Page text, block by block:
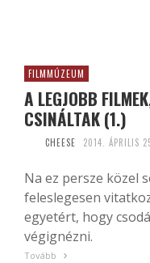
FILMMÚZEUM
A LEGJOBB
CSINÁLTAK (1.)
CHEESE 2014. ÁPRILIS
Na ez persze közel
feleslegesen
egyetért, hogy
végignézni.
Tovább